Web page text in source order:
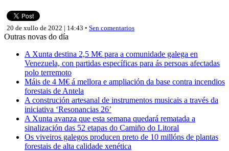
20 de xullo de 2022 | 14:43 • Sen comentarios
Outras novas do día
A Xunta destina 2,5 M€ para a comunidade galega en
Venezuela, con partidas específicas para ás persoas afectadas
polo terremoto
Máis de 4 M€ á mellora e ampliación da base contra incendios
forestais de Antela
A construción artesanal de instrumentos musicais a través da
iniciativa ‘Resonancias 26’
A Xunta avanza que esta semana quedará rematada a
sinalización das 52 etapas do Camiño do Litoral
Os viveiros galegos producen preto de 10 millóns de plantas
forestais de alta calidade xenética